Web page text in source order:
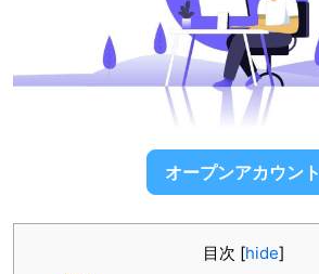
オープンアカウント
目次 [hide]